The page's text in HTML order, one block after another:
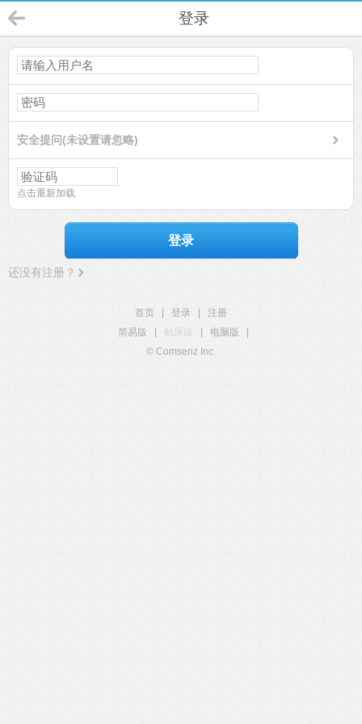
登录
安全提问(未设置请忽略)
点击重新加载
登录
还没有注册？
首页 登录
注册
简易版
触屏版 电脑版
© Comsenz Inc.